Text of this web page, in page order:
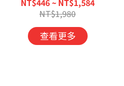
NT$446 ~ NT$1,584
NT$1,980
查看更多